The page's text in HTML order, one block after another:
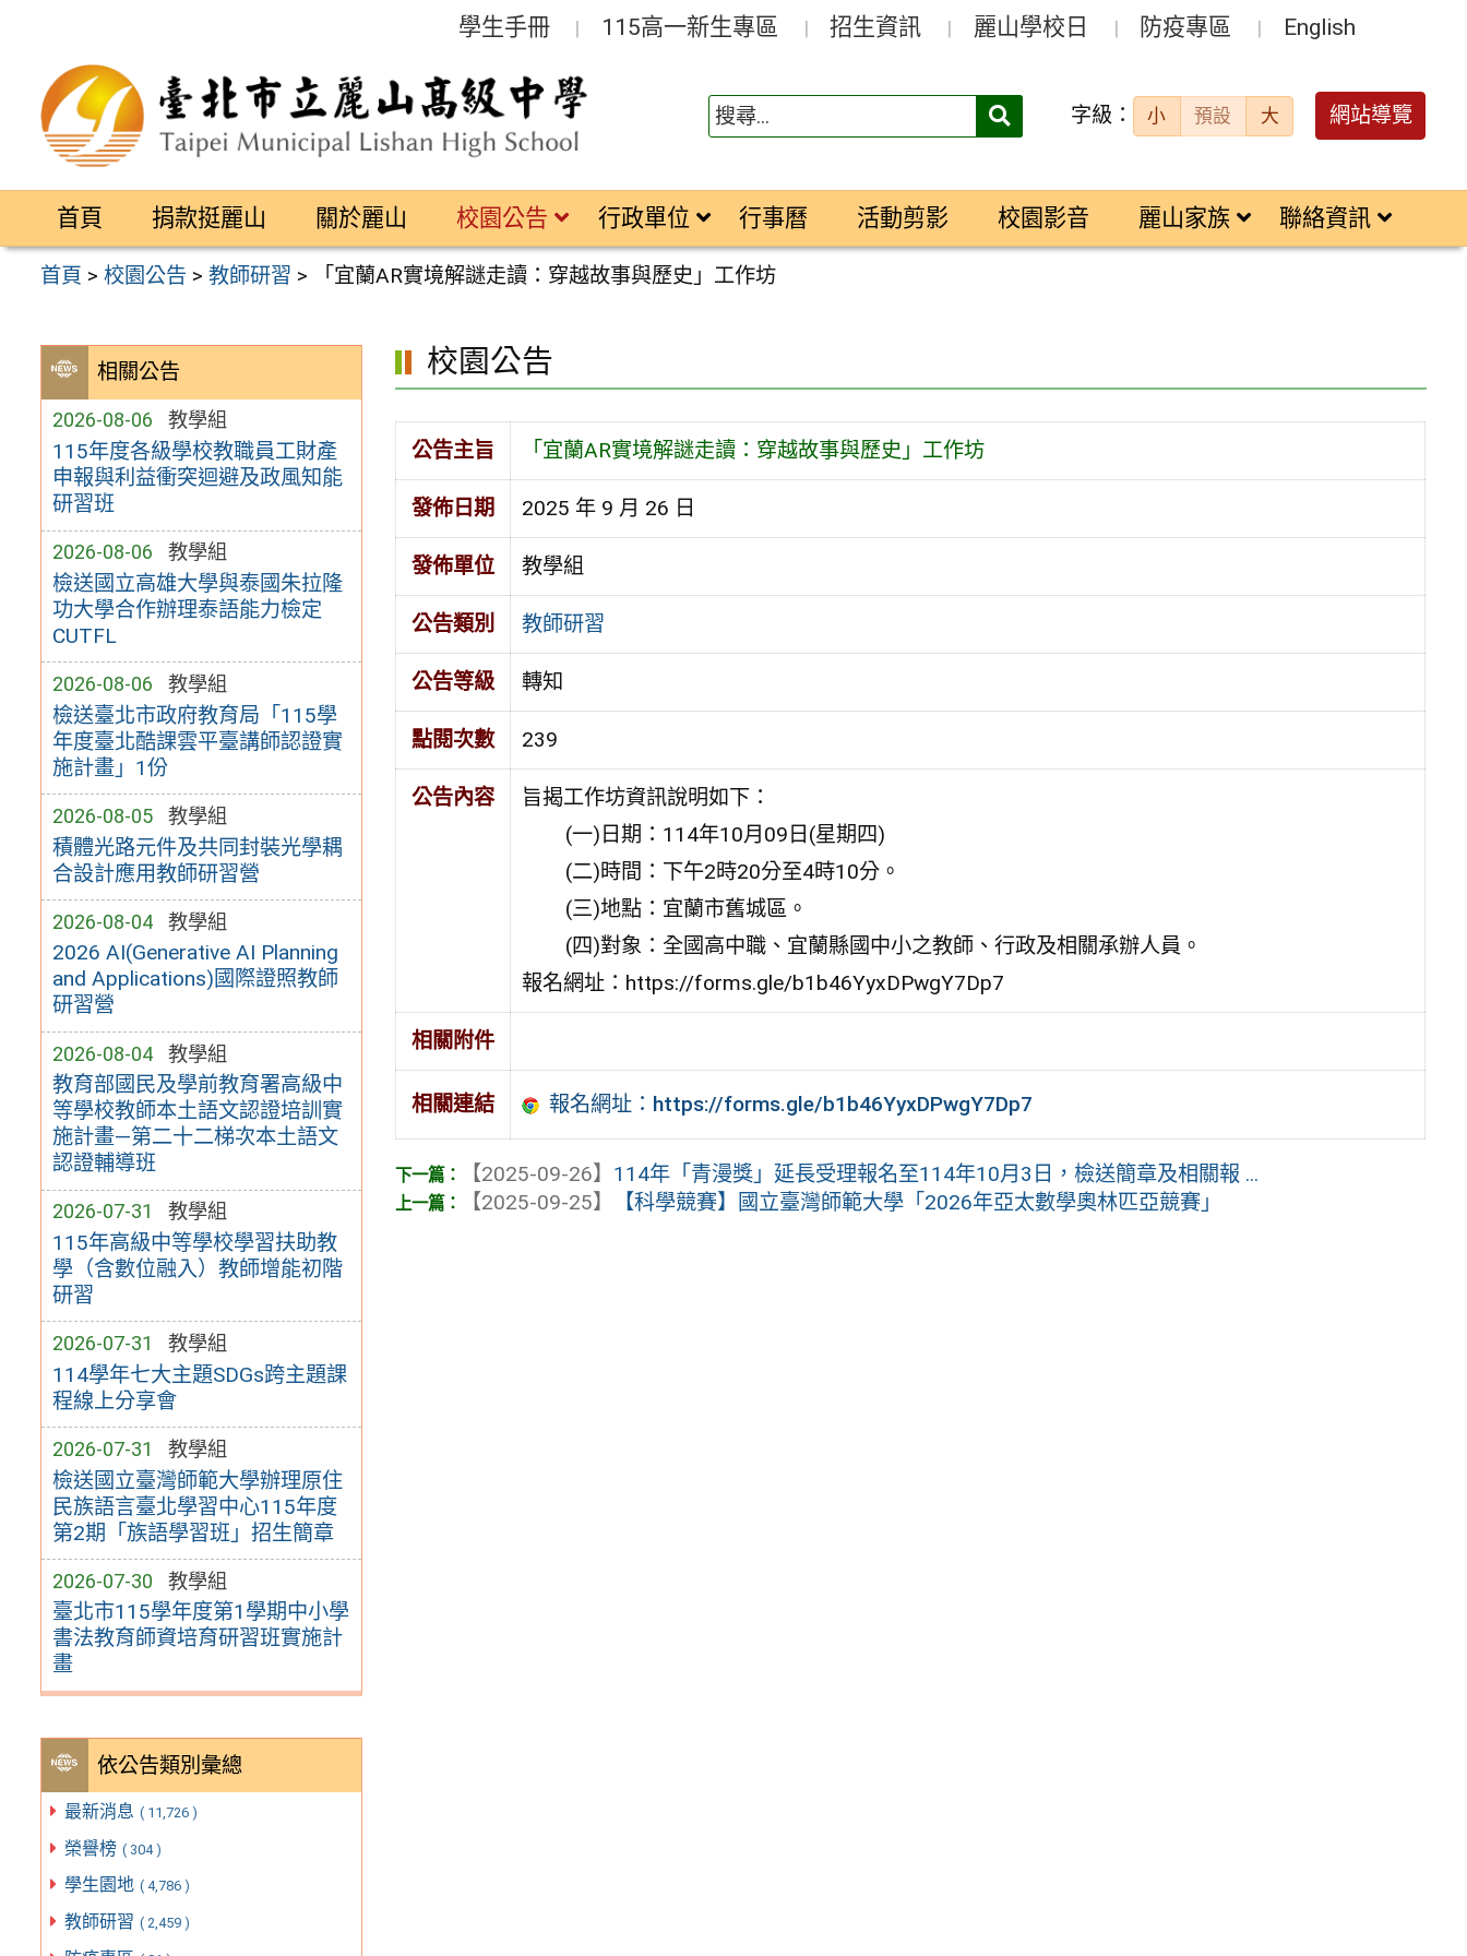
區
學生手冊 115高一新生專區 招生資訊 麗山學校日 防疫專區 English
搜
字級： 小 預設 大 網站導覽
首頁 捐款挺麗山 關於麗山 校園公告 行政單位 行事曆 活動剪影 校園影音 麗山家族 聯絡資訊
首頁 >校園公告 >教師研習 > 「宜蘭AR實境解謎走讀：穿越故事與歷史」工作坊
相關公告
2026-08-06 教學組
115年度各級學校教職員工財產
申報與利益衝突迴避及政風知能
研習班
2026-08-06 教學組
檢送國立高雄大學與泰國朱拉隆
功大學合作辦理泰語能力檢定
CUTFL
2026-08-06 教學組
檢送臺北市政府教育局「115學
年度臺北酷課雲平臺講師認證實
施計畫」1份
2026-08-05 教學組
積體光路元件及共同封裝光學耦
合設計應用教師研習營
2026-08-04 教學組
2026 AI(Generative AI Planning
and Applications)國際證照教師
研習營
2026-08-04 教學組
教育部國民及學前教育署高級中
等學校教師本土語文認證培訓實
施計畫—第二十二梯次本土語文
認證輔導班
2026-07-31 教學組
115年高級中等學校學習扶助教
學（含數位融入）教師增能初階
研習
2026-07-31 教學組
114學年七大主題SDGs跨主題課
程線上分享會
2026-07-31 教學組
檢送國立臺灣師範大學辦理原住
民族語言臺北學習中心115年度
第2期「族語學習班」招生簡章
2026-07-30 教學組
臺北市115學年度第1學期中小學
書法教育師資培育研習班實施計
畫
依公告類別彙總
最新消息 ( 11,726 )
榮譽榜 ( 304 )
學生園地 ( 4,786 )
教師研習 ( 2,459 )
校園公告
公告主旨 「宜蘭AR實境解謎走讀：穿越故事與歷史」工作坊
發佈日期 2025 年 9 月 26 日
發佈單位 教學組
公告類別 教師研習
公告等級 轉知
點閱次數 239
公告內容
旨揭工作坊資訊說明如下：
(一)日期：114年10月09日(星期四)
(二)時間：下午2時20分至4時10分。
(三)地點：宜蘭市舊城區。
(四)對象：全國高中職、宜蘭縣國中小之教師、行政及相關承辦人員。
報名網址：https://forms.gle/b1b46YyxDPwgY7Dp7
相關附件
相關連結 報名網址：https://forms.gle/b1b46YyxDPwgY7Dp7
【2025-09-26】 114年「青漫獎」延長受理報名至114年10月3日，檢送簡章及相關報 ...
【2025-09-25】
【科學競賽】國立臺灣師範大學「2026年亞太數學奧林匹亞競賽」